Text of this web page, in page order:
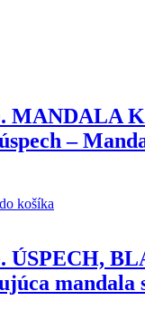
MANDALA
–
košíka
ÚSPECH,
mandala